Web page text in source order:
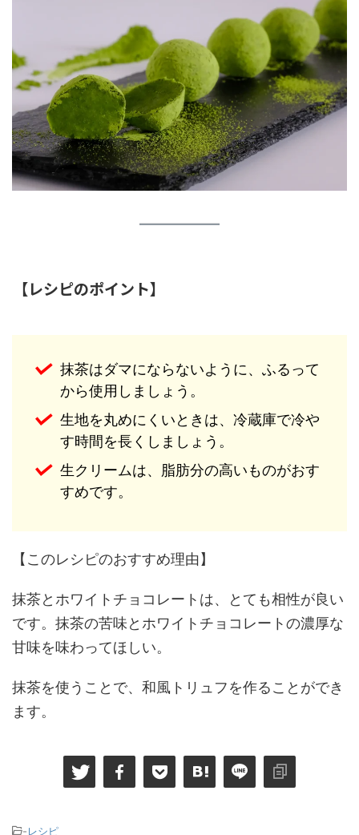
【レシピのポイント】
抹茶はダマにならないように、ふるって
から使用しましょう。
生地を丸めにくいときは、冷蔵庫で冷や
す時間を長くしましょう。
生クリームは、脂肪分の高いものがおす
すめです。
【このレシピのおすすめ理由】
抹茶とホワイトチョコレートは、とても相性が良い
です。抹茶の苦味とホワイトチョコレートの濃厚な
甘味を味わってほしい。
抹茶を使うことで、和風トリュフを作ることができ
ます。
-レシピ